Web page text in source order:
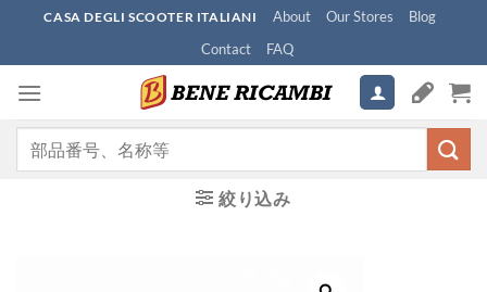
content
CASA DEGLI SCOOTER ITALIANI About Our Stores
Blog
Contact
FAQ
絞り込み